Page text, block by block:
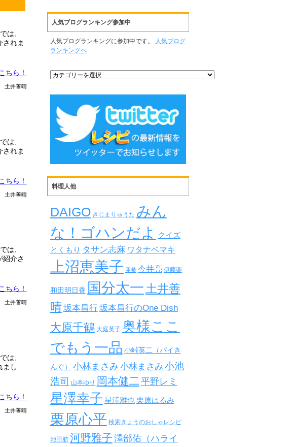
は、
されま
ちら！
土井善晴
は、
されま
ちら！
土井善晴
は、
紹介さ
ちら！
土井善晴
は、
まし
ちら！
土井善晴
人気ブログランキング参加中
人気ブログランキングに参加中です。
人気ブログ
ランキングへ
料理人他
DAIGO きじまりゅうた みん
な！ゴハンだよ
クイズ
とくもり タサン志麻 ワタナベマキ
上沼恵美子 亜希 今井亮 伊藤楽
和田明日香 国分太一土井善
晴坂本昌行坂本昌行のOne Dish
大原千鶴 大庭英子 奥様ここ
でもう一品 小峠英二（バイき
んぐ） 小林まさみ 小林まさみ 小池
浩司 山本ゆり 岡本健二 平野レミ
星澤幸子 星澤雅也 栗原はるみ
栗原心平 検索きょうのおしゃレシピ
池田航 河野雅子 澤部佑（ハライ